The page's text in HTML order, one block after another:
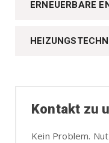
ERNEUERBARE
Kontakt zu
Kein Problem.